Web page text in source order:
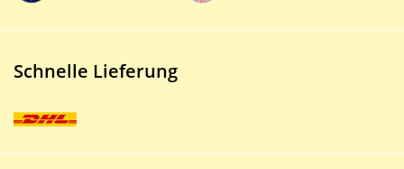
Schnelle Lieferung